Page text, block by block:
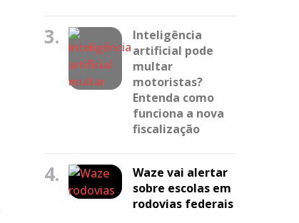
3.
Inteligência
artificial pode
multar
motoristas?
Entenda como
funciona a nova
fiscalização
4.
Waze vai alertar
sobre escolas em
rodovias federais